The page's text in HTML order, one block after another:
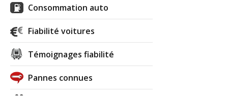
Consommation auto
Fiabilité voitures
Témoignages fiabilité
Pannes connues